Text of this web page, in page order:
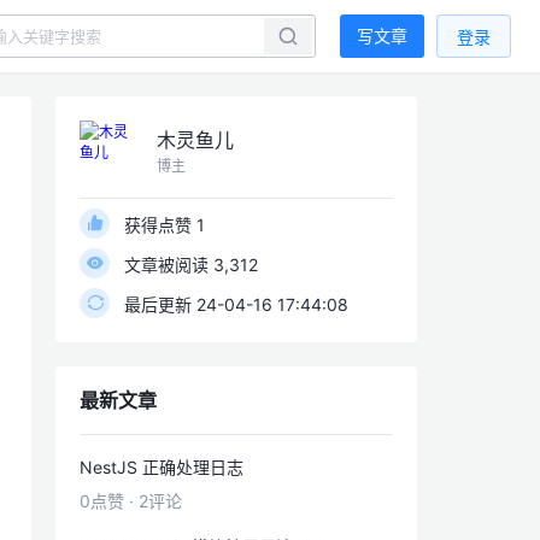
写文章 登录
木灵鱼儿
博主
获得点赞 1
文章被阅读 3,312
最后更新 24-04-16 17:44:08
最新文章
NestJS 正确处理日志
0点赞 · 2评论